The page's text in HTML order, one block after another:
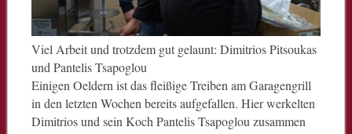
Viel Arbeit und trotzdem gut gelaunt: Dimitrios Pitsoukas
und Pantelis Tsapoglou
Einigen Oeldern ist das fleißige Treiben am Garagengrill
in den letzten Wochen bereits aufgefallen. Hier werkelten
Dimitrios und sein Koch Pantelis Tsapoglou zusammen